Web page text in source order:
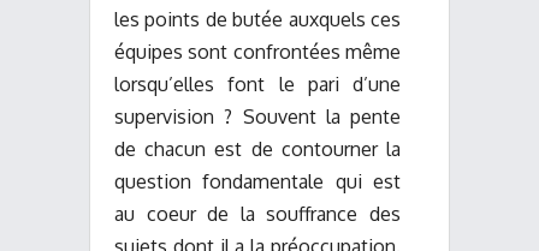
les points de butée auxquels ces
équipes sont confrontées même
lorsqu’elles font le pari d’une
supervision ? Souvent la pente
de chacun est de contourner la
question fondamentale qui est
au coeur de la souffrance des
sujets dont il a la préoccupation.